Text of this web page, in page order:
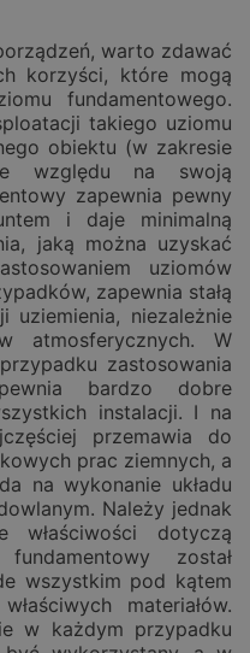
warto zdawać
korzyści, które mogą
fundamentowego.
takiego uziomu
obiektu (w zakresie
względu na swoją
zapewnia pewny
i daje minimalną
jaką można uzyskać
uziomów
zapewnia stałą
uziemienia, niezależnie
W
zastosowania
bardzo dobre
instalacji. I na
przemawia do
prac ziemnych, a
na wykonanie układu
Należy jednak
dotyczą
został
wszystkim pod kątem
materiałów.
w każdym przypadku